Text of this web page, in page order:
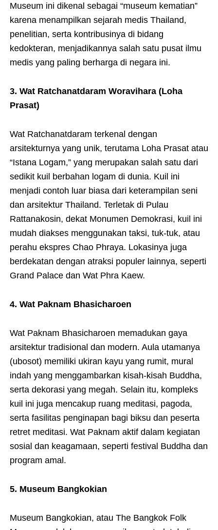
Museum ini dikenal sebagai “museum kematian”
karena menampilkan sejarah medis Thailand,
penelitian, serta kontribusinya di bidang
kedokteran, menjadikannya salah satu pusat ilmu
medis yang paling berharga di negara ini.
3. Wat Ratchanatdaram Woravihara (Loha
Prasat)
Wat Ratchanatdaram terkenal dengan
arsitekturnya yang unik, terutama Loha Prasat atau
“Istana Logam,” yang merupakan salah satu dari
sedikit kuil berbahan logam di dunia. Kuil ini
menjadi contoh luar biasa dari keterampilan seni
dan arsitektur Thailand. Terletak di Pulau
Rattanakosin, dekat Monumen Demokrasi, kuil ini
mudah diakses menggunakan taksi, tuk-tuk, atau
perahu ekspres Chao Phraya. Lokasinya juga
berdekatan dengan atraksi populer lainnya, seperti
Grand Palace dan Wat Phra Kaew.
4. Wat Paknam Bhasicharoen
Wat Paknam Bhasicharoen memadukan gaya
arsitektur tradisional dan modern. Aula utamanya
(ubosot) memiliki ukiran kayu yang rumit, mural
indah yang menggambarkan kisah-kisah Buddha,
serta dekorasi yang megah. Selain itu, kompleks
kuil ini juga mencakup ruang meditasi, pagoda,
serta fasilitas penginapan bagi biksu dan peserta
retret meditasi. Wat Paknam aktif dalam kegiatan
sosial dan keagamaan, seperti festival Buddha dan
program amal.
5. Museum Bangkokian
Museum Bangkokian, atau The Bangkok Folk